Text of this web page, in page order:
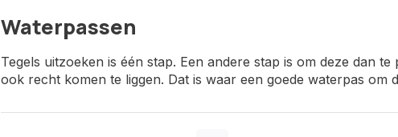
Waterpassen
Tegels uitzoeken is één stap. Een andere stap is om deze dan
ook recht komen te liggen. Dat is waar een goede waterpas om